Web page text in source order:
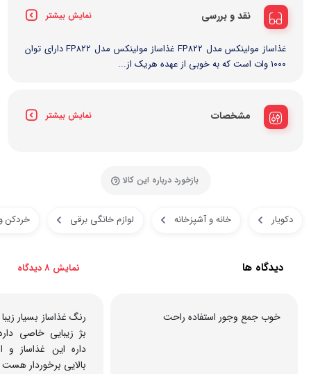
نقد و بررسی نمایش بیشتر
غذاساز مولینکس مدل FP822 غذاساز مولینکس مدل FP822 دارای توان
1000 وات است که به‌ خوبی از عهده‌ هریک از...
مشخصات نمایش بیشتر
بازخورد درباره این کالا
دکویار خانه و آشپزخانه لوازم خانگی برقی خردکن
دیدگاه ها نمایش 8 دیدگاه
خوب جمع وجور استفاده راحت
رنگ غذاساز بسیار
بژ زیبایی خاصی
داره این غذاساز
بالایی برخوردار هست